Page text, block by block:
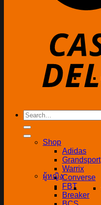
Search
for:
Shop
Adidas
Grandsport
Warrix
Converse
FBT
Breaker
ผู้หญิง